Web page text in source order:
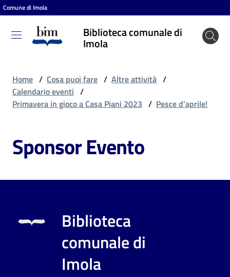
Vai al contenuto
Vai alla navigazione
Vai al footer
Comune di Imola
Biblioteca comunale di
Imola
Biblioteca
comunale
Cosa
fare
Scopri
Home / Cosa puoi fare / Altre attività /
Calendario eventi /
Primavera in gioco a Casa Piani 2023 / Pesce d’aprile!
Sponsor Evento
Biblioteca
comunale di
Imola